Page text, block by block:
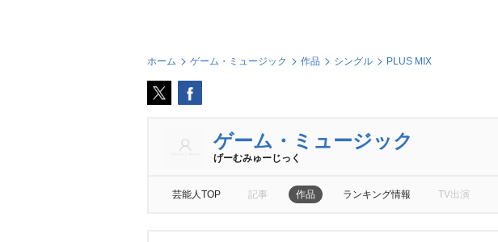
ホーム ゲーム・ミュージック 作品 シングル PLUS MIX
ゲーム・ミュージック
げーむみゅーじっく
芸能人TOP 記事 作品 ランキング情報 TV出演